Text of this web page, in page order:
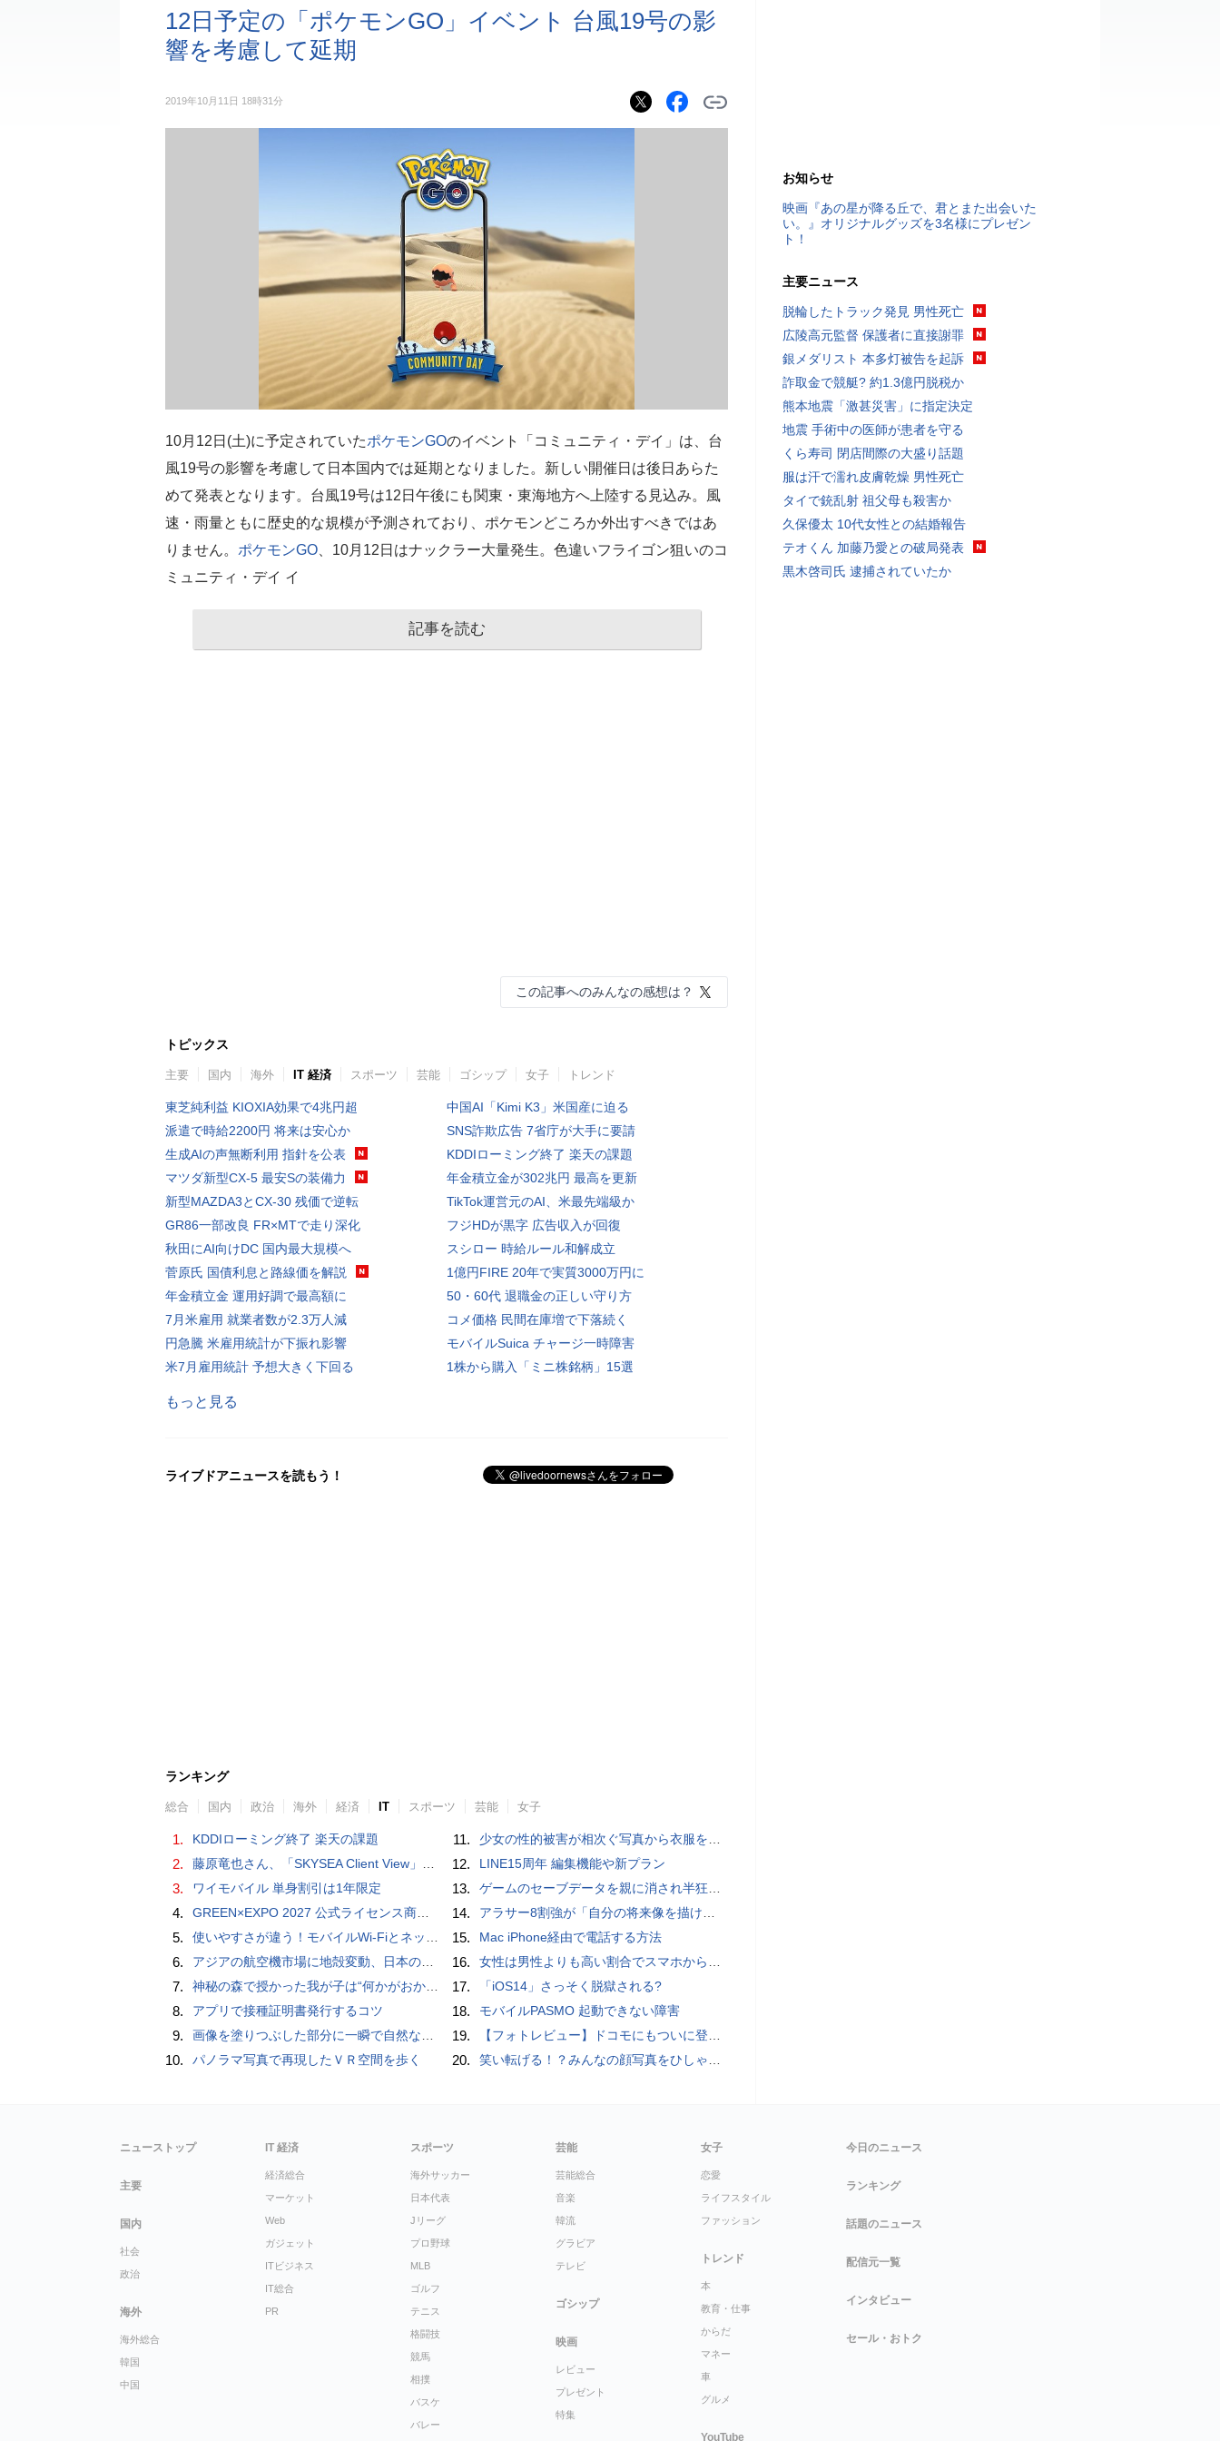
12日予定の「ポケモンGO」イベント 台風19号の影
響を考慮して延期
2019年10月11日 18時31分
10月12日(土)に予定されていたポケモンGOのイベント「コミュニティ・デイ」は、台
風19号の影響を考慮して日本国内では延期となりました。新しい開催日は後日あらた
めて発表となります。台風19号は12日午後にも関東・東海地方へ上陸する見込み。風
速・雨量ともに歴史的な規模が予測されており、ポケモンどころか外出すべきではあ
りません。 ポケモンGO 、10月12日はナックラー大量発生。色違いフライゴン狙いのコ
ミュニティ・デイ イ
記事を読む
この記事へのみんなの感想は？
トピックス
主要 国内 海外 IT 経済 スポーツ 芸能 ゴシップ 女子 トレンド
東芝純利益 KIOXIA効果で4兆円超
派遣で時給2200円 将来は安心か
生成AIの声無断利用 指針を公表
マツダ新型CX-5 最安Sの装備力
新型MAZDA3とCX-30 残価で逆転
GR86一部改良 FR×MTで走り深化
秋田にAI向けDC 国内最大規模へ
菅原氏 国債利息と路線価を解説
年金積立金 運用好調で最高額に
7月米雇用 就業者数が2.3万人減
円急騰 米雇用統計が下振れ影響
米7月雇用統計 予想大きく下回る
中国AI「Kimi K3」米国産に迫る
SNS詐欺広告 7省庁が大手に要請
KDDIローミング終了 楽天の課題
年金積立金が302兆円 最高を更新
TikTok運営元のAI、米最先端級か
フジHDが黒字 広告収入が回復
スシロー 時給ルール和解成立
1億円FIRE 20年で実質3000万円に
50・60代 退職金の正しい守り方
コメ価格 民間在庫増で下落続く
モバイルSuica チャージ一時障害
1株から購入「ミニ株銘柄」15選
もっと見る
ライブドアニュースを読もう！
ランキング
総合 国内 政治 海外 経済 IT スポーツ 芸能 女子
1. KDDIローミング終了 楽天の課題
2. 藤原竜也さん、「SKYSEA Client View」新CMで「AI労務改善」をアピール 働き方をAIが分析したら「すぐに休んで」と言われる？
3. ワイモバイル 単身割引は1年限定
4. GREEN×EXPO 2027 公式ライセンス商品！初の「トゥンクトゥンク」公式LINEスタンプ、販売開始
5. 使いやすさが違う！モバイルWi-FiとネットHDD【PC-DIY 秋の陣】
6. アジアの航空機市場に地殻変動、日本のサプライヤーに影響も
7. 神秘の森で授かった我が子は“何かがおかしい”『ナイトボーン -夜哭-』本編映像解禁 母の絶叫顔うちわが全国の劇場に［ホラー通信］
8. アプリで接種証明書発行するコツ
9. 画像を塗りつぶした部分に一瞬で自然な画像を補完する技術を早稲田大学の研究者が開発
10. パノラマ写真で再現したＶＲ空間を歩く
11. 少女の性的被害が相次ぐ写真から衣服を剥ぎ取るAIポルノアプリ「ClothOff」の背後にいる人物とは？
12. LINE15周年 編集機能や新プラン
13. ゲームのセーブデータを親に消され半狂乱になった少年
14. アラサー8割強が「自分の将来像を描けない」。正社員の5人に1人が副業で収入。将来のために一番稼げる副業とは？
15. Mac iPhone経由で電話する方法
16. 女性は男性よりも高い割合でスマホからポルノを見ていることが人気アダルトサイトの調査で判明
17. 「iOS14」さっそく脱獄される?
18. モバイルPASMO 起動できない障害
19. 【フォトレビュー】ドコモにもついに登場！「サイクロイドスタイル」
20. 笑い転げる！？みんなの顔写真をひしゃげて遊べるカメラアプリ「笑う野口」【Androidアプリ】
お知らせ
映画『あの星が降る丘で、君とまた出会いた
い。』オリジナルグッズを3名様にプレゼン
ト！
主要ニュース
脱輪したトラック発見 男性死亡
広陵高元監督 保護者に直接謝罪
銀メダリスト 本多灯被告を起訴
詐取金で競艇? 約1.3億円脱税か
熊本地震「激甚災害」に指定決定
地震 手術中の医師が患者を守る
くら寿司 閉店間際の大盛り話題
服は汗で濡れ皮膚乾燥 男性死亡
タイで銃乱射 祖父母も殺害か
久保優太 10代女性との結婚報告
テオくん 加藤乃愛との破局発表
黒木啓司氏 逮捕されていたか
ニューストップ
主要
国内
社会
政治
海外
海外総合
韓国
中国
IT 経済
経済総合
マーケット
Web
ガジェット
ITビジネス
IT総合
PR
スポーツ
海外サッカー
日本代表
Jリーグ
プロ野球
MLB
ゴルフ
テニス
格闘技
競馬
相撲
バスケ
バレー
芸能
芸能総合
音楽
韓流
グラビア
テレビ
ゴシップ
映画
レビュー
プレゼント
特集
女子
恋愛
ライフスタイル
ファッション
トレンド
本
教育・仕事
からだ
マネー
車
グルメ
YouTube
今日のニュース
ランキング
話題のニュース
配信元一覧
インタビュー
セール・おトク